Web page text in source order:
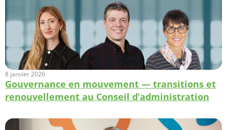
8 janvier 2026
Gouvernance en mouvement — transitions et
renouvellement au Conseil d’administration